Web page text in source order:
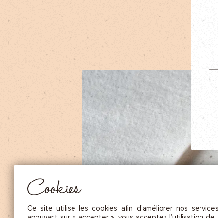
NOS SAUCES
NOS MOUTARDES
NOS ÉPICES GOURMANDES
NOS TISANES
Cookies
Ce site utilise les cookies afin d’améliorer nos
CES COOKIES SONT NÉCESSAIRES AU BON FONCTIONNEMENT DU SITE. ILS NE PEUVENT PAS
Mesure d’audience
Ces cookies nous permettent de mesurer le nombre de visites, de
d’établir des statistiques afin d’en améliorer la qualité, l’ergonomie et
performance.
Les cookies marketing sont utilisés pour effectuer le suivi des